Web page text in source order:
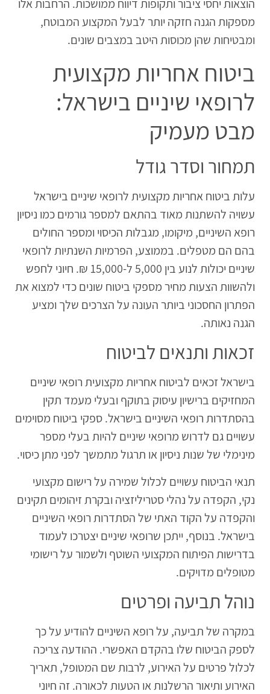
הוצאות יחסי ציבור ותקופות דיווח ממושכות. הרחבות אלו
מספקות הגנה חזקה יותר לבעל המקצוע המבוטח,
ומבטיחות שהן מכוסות היטב במצבים שונים.
ביטוח אחריות מקצועית
לרופאי שיניים בישראל:
מבט מעמיק
תמחור וסדר גודל
עלות ביטוח אחריות מקצועית לרופאי שיניים בישראל
עשויה להשתנות מאוד בהתאם למספר גורמים כמו ניסיון
רופא השיניים, מיקומו, מגבלות הכיסוי ומספר החולים
בהם הם מטפלים. בממוצע, הפרמיות השנתיות לרופאי
שיניים יכולות לנוע בין 5,000 ל-15,000 ₪. חיוני לחפש
ולהשוות הצעות מחיר מספקי ביטוח שונים כדי למצוא את
הפתרון החסכוני ביותר העונה על הצרכים שלך ומציע
הגנה נאותה.
זכאות ותנאים לביטוח
בישראל זכאים לביטוח אחריות מקצועית רופאי שיניים
המחזיקים ברישיון עיסוק בתוקף ובעלי מעמד תקין
בהסתדרות רופאי השיניים בישראל. ספקי ביטוח מסוימים
עשויים גם לדרוש מרופאי שיניים להיות בעלי מספר
מינימלי של שנות ניסיון או תרגול מתמשך לפני מתן כיסוי.
תנאי הביטוח עשויים לכלול שמירה על רישום מקצועי
נקי, הקפדה על נהלי סטריליזציה ובקרת זיהומים תקינים
והקפדה על הקוד האתי של הסתדרות רופאי השיניים
בישראל. בנוסף, ייתכן שרופאי שיניים יצטרכו לעמוד
בדרישות הפיתוח המקצועי השוטף ולשמור על רישומי
מטופלים מדויקים.
נוהל תביעה ופרטים
במקרה של תביעה, על רופא השיניים להודיע על כך
לספק הביטוח שלו בהקדם האפשרי. ההודעה צריכה
לכלול פרטים על האירוע, לרבות שם המטופל, תאריך
האירוע ותיאור הרשלנות או הטעות לכאורה. זה חיוני